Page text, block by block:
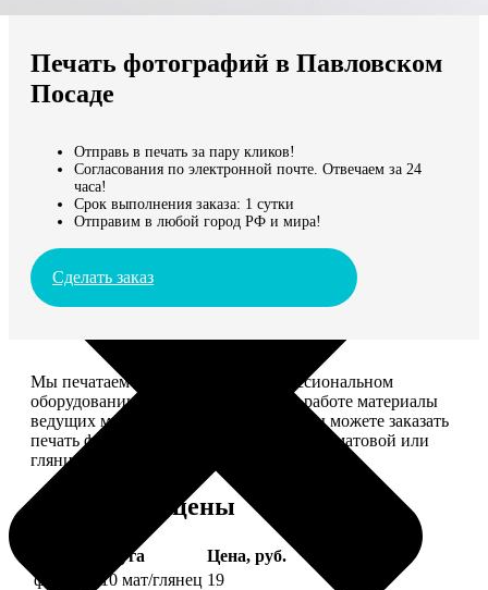
Мы доставляем по всему миру
Продолжить без города
Печать фотографий в Павловском
Посаде
Отправь в печать за пару кликов!
Согласования по электронной почте. Отвечаем за 24
часа!
Срок выполнения заказа: 1 сутки
Отправим в любой город РФ и мира!
Сделать заказ
Мы печатаем фотографии на профессиональном
оборудовании Noritsu, используем в работе материалы
ведущих мировых производителей. Вы можете заказать
печать фотографий разных форматов на матовой или
глянцевой фотобумаге.
Форматы и цены
Услуга
Цена, руб.
фото 10х10 мат/глянец 19